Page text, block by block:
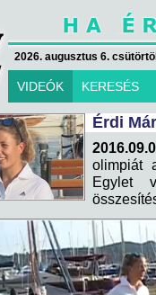
2026. augusztus 6.
VIDEÓK KERESÉS
Érdi
olimpiát
Egylet